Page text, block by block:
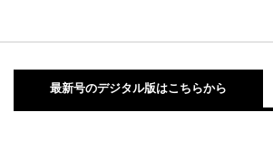
最新号のデジタル版はこちらから